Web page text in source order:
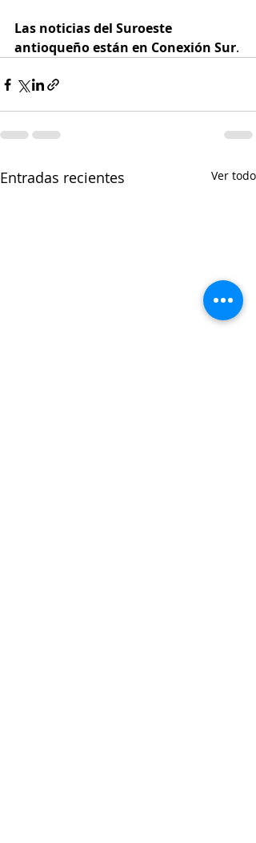
Las noticias del Suroeste
antioqueño están en Conexión Sur.
Entradas recientes Ver todo